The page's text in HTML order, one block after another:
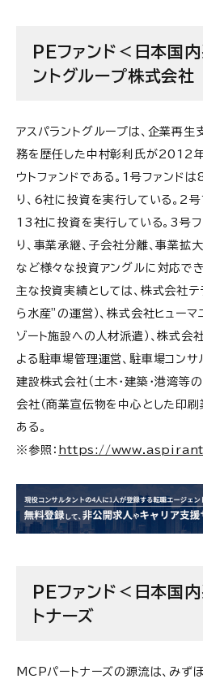
PEファンド＜日本国
ントグループ株式会社
アスパラントグループは、企業再
務を歴任した中村彰利氏が2012
ウトファンドである。1号ファンド
り、6社に投資を実行している。2
13社に投資を実行している。3号
り、事業承継、子会社分離、事業拡
など様々な投資アングルに対応でき
主な投資実績としては、株式会社テ
ら水産”の運営）、株式会社ヒューマ
ゾート施設への人材派遣）、株式会
よる駐車場管理運営、駐車場コンサ
建設株式会社（土木・建築・港湾等
会社（商業宣伝物を中心とした印
ある。
※参照： https://
PEファンド＜日本国
トナーズ
MCPパートナーズの源流は、みず